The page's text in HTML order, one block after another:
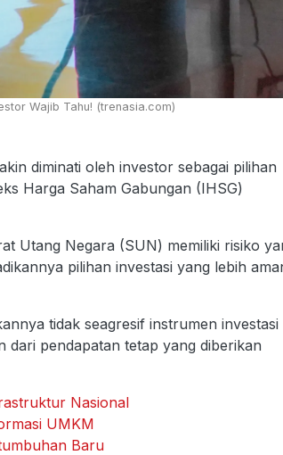
Wajib Tahu! (trenasia.com)
diminati oleh investor sebagai pilihan
Harga Saham Gabungan (IHSG)
Utang Negara (SUN) memiliki risiko
pilihan investasi yang lebih
tidak seagresif instrumen investasi
dari pendapatan tetap yang diberikan
Nasional
UMKM
Baru